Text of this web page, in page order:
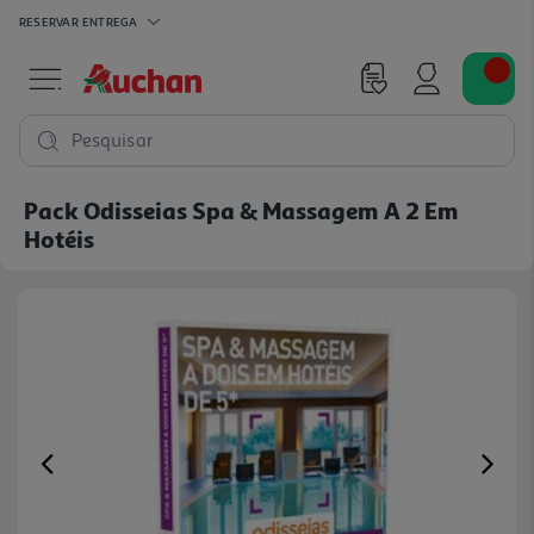
RESERVAR ENTREGA
Pesquisar
Pack Odisseias Spa & Massagem A 2 Em
Hotéis
Previous